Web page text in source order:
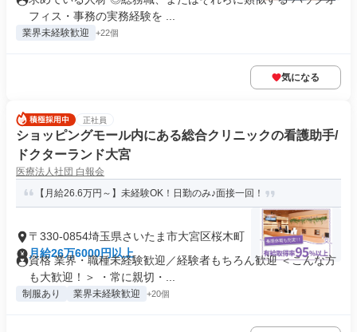
フィス・事務の実務経験を ...
業界未経験歓迎 +22個
気になる
正社員
ショッピングモール内にある総合クリニックの看護助手/
ドクターランド大宮
医療法人社団 白報会
【月給26.6万円～】未経験OK！日勤のみ♪面接一回！
〒330-0854埼玉県さいたま市大宮区桜木町
月給26万6000円以上
資格 業界・職種未経験歓迎／経験者もちろん歓迎 ＜こんな方
も大歓迎！＞ ・常に親切・...
制服あり 業界未経験歓迎 +20個